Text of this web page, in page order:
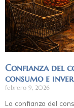
Confianza del
consumo e
febrero 9, 2026
La confianza del